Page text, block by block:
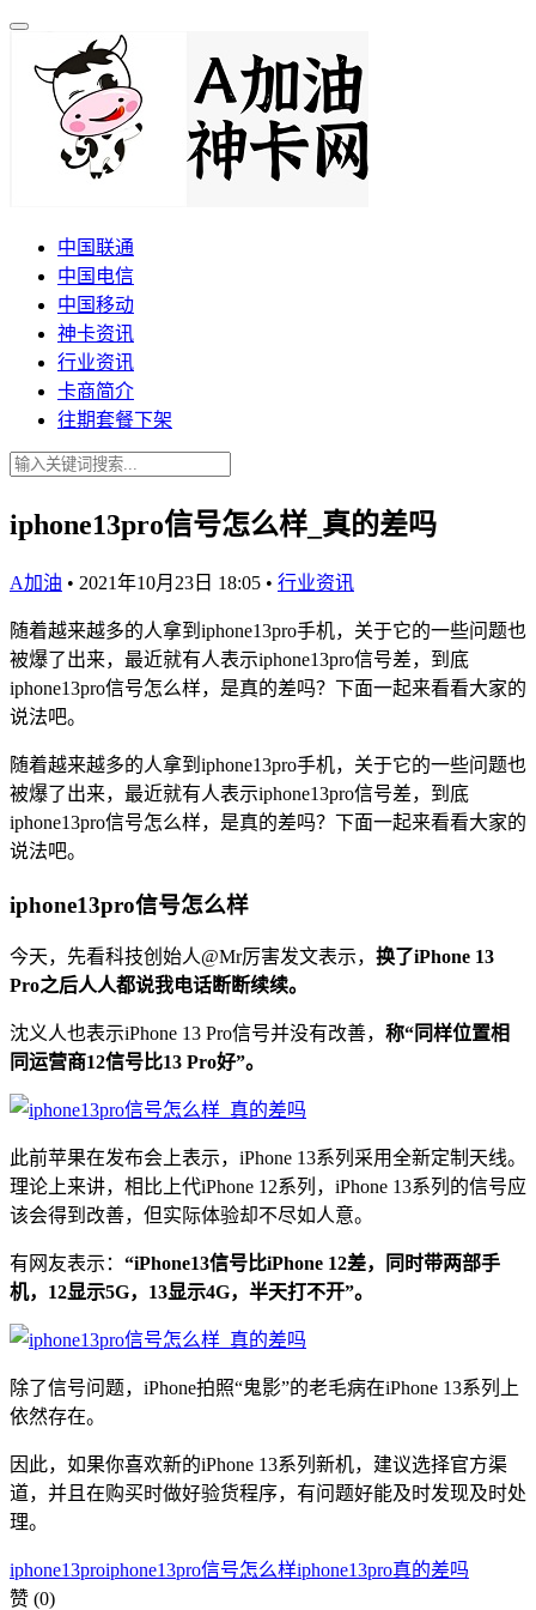
中国联通
中国电信
中国移动
神卡资讯
行业资讯
卡商简介
往期套餐下架
iphone13pro信号怎么样_真的差吗
A加油 • 2021年10月23日 18:05 • 行业资讯
随着越来越多的人拿到iphone13pro手机，关于它的一些问题也
被爆了出来，最近就有人表示iphone13pro信号差，到底
iphone13pro信号怎么样，是真的差吗？下面一起来看看大家的
说法吧。
随着越来越多的人拿到iphone13pro手机，关于它的一些问题也
被爆了出来，最近就有人表示iphone13pro信号差，到底
iphone13pro信号怎么样，是真的差吗？下面一起来看看大家的
说法吧。
iphone13pro信号怎么样
今天，先看科技创始人@Mr厉害发文表示， 换了iPhone 13
Pro之后人人都说我电话断断续续。
沈义人也表示iPhone 13 Pro信号并没有改善， 称“同样位置相
同运营商12信号比13 Pro好”。
此前苹果在发布会上表示，iPhone 13系列采用全新定制天线。
理论上来讲，相比上代iPhone 12系列，iPhone 13系列的信号应
该会得到改善，但实际体验却不尽如人意。
有网友表示： “iPhone13信号比iPhone 12差，同时带两部手
机，12显示5G，13显示4G，半天打不开”。
除了信号问题，iPhone拍照“鬼影”的老毛病在iPhone 13系列上
依然存在。
因此，如果你喜欢新的iPhone 13系列新机，建议选择官方渠
道，并且在购买时做好验货程序，有问题好能及时发现及时处
理。
iphone13proiphone13pro信号怎么样iphone13pro真的差吗
赞 (0)